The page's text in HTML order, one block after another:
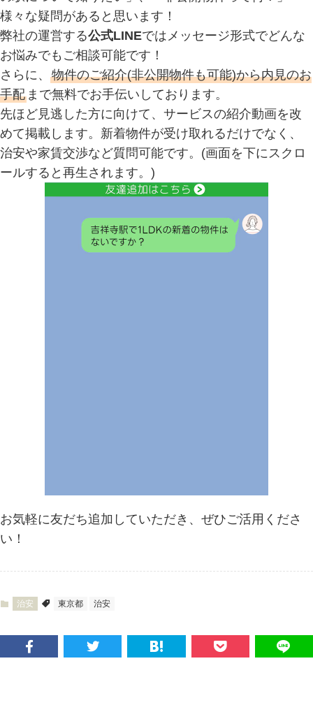
様々な疑問があると思います！
弊社の運営する公式LINEではメッセージ形式でどんな
お悩みでもご相談可能です！
さらに、 物件のご紹介(非公開物件も可能)から内見のお
手配 まで無料でお手伝いしております。
先ほど見逃した方に向けて、サービスの紹介動画を改
めて掲載します。新着物件が受け取れるだけでなく、
治安や家賃交渉など質問可能です。(画面を下にスクロ
ールすると再生されます。)
お気軽に友だち追加していただき、ぜひご活用くださ
い！
治安 東京都 治安